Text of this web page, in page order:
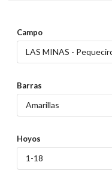
Campo
LAS MINAS -
Barras
Amarillas
Hoyos
1-18